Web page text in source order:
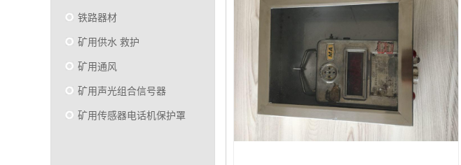
铁路器材
矿用供水 救护
矿用通风
矿用声光组合信号器
矿用传感器电话机保护罩